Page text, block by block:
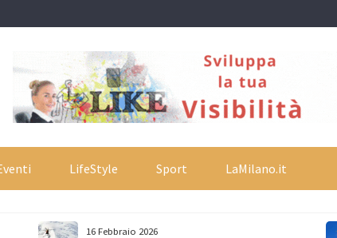
LifeStyle Sport LaMilano.it
16 Febbraio 2026